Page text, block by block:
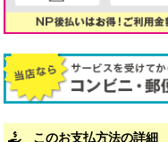
このお支払方法の詳細